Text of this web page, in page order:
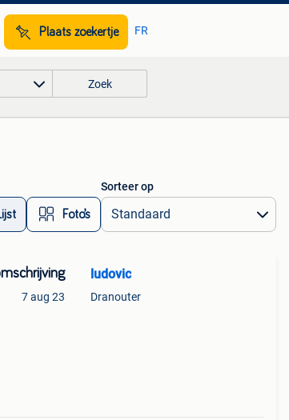
Plaats zoekertje FR
Zoek
Foto’s
Sorteer op
7 aug 23
ludovic
Dranouter